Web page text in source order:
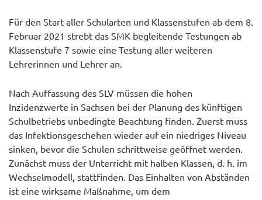
Für den Start aller Schularten und Klassenstufen ab dem 8.
Februar 2021 strebt das SMK begleitende Testungen ab
Klassenstufe 7 sowie eine Testung aller weiteren
Lehrerinnen und Lehrer an.
Nach Auffassung des SLV müssen die hohen
Inzidenzwerte in Sachsen bei der Planung des künftigen
Schulbetriebs unbedingte Beachtung finden. Zuerst muss
das Infektionsgeschehen wieder auf ein niedriges Niveau
sinken, bevor die Schulen schrittweise geöffnet werden.
Zunächst muss der Unterricht mit halben Klassen, d. h. im
Wechselmodell, stattfinden. Das Einhalten von Abständen
ist eine wirksame Maßnahme, um dem